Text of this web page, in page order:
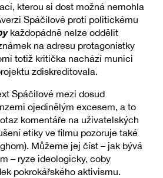
kterou si dost možná nemohla
Spáčilové proti politickému
každopádně nelze oddělit
na adresu protagonistky
totiž kritička nachází munici
zdiskreditovala.
Spáčilové mezi dosud
ojedinělým excesem, a to
komentáře na uživatelských
etiky ve filmu pozoruje také
Můžeme jej číst – jak bývá
– ryze ideologicky, coby
pokrokářského aktivismu.